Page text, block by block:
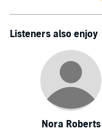
Listeners also enjoy
Nora Roberts